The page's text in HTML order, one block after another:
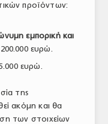
προϊόντων:
εμπορική και
ευρώ.
ευρώ.
της
ακόμη και θα
των στοιχείων